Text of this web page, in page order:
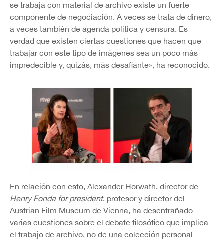
se trabaja con material de archivo existe un fuerte
componente de negociación. A veces se trata de dinero,
a veces también de agenda política y censura. Es
verdad que existen ciertas cuestiones que hacen que
trabajar con este tipo de imágenes sea un poco más
impredecible y, quizás, más desafiante», ha reconocido.
En relación con esto, Alexander Horwath, director de
Henry Fonda for president, profesor y director del
Austrian Film Museum de Vienna, ha desentrañado
varias cuestiones sobre el debate filosófico que implica
el trabajo de archivo, no de una colección personal